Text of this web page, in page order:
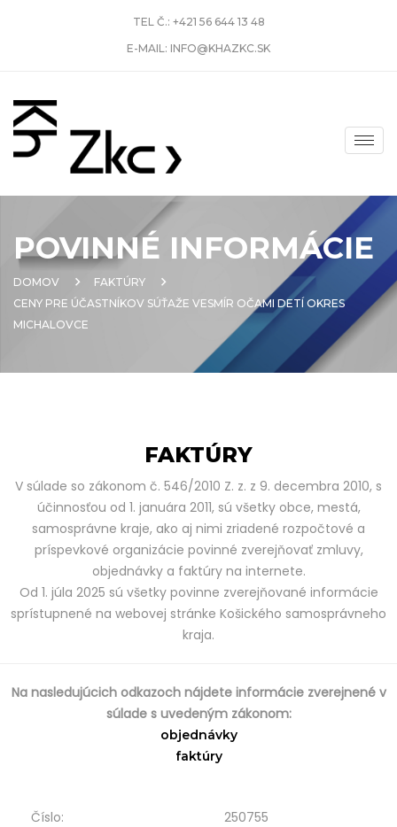
TEL Č.: +421 56 644 13 48
E-MAIL: INFO@KHAZKC.SK
POVINNÉ INFORMÁCIE
DOMOV
FAKTÚRY
CENY PRE ÚČASTNÍKOV SÚŤAŽE VESMÍR OČAMI DETÍ OKRES
MICHALOVCE
FAKTÚRY
V súlade so zákonom č. 546/2010 Z. z. z 9. decembra 2010, s
účinnosťou od 1. januára 2011, sú všetky obce, mestá,
samosprávne kraje, ako aj nimi zriadené rozpočtové a
príspevkové organizácie povinné zverejňovať zmluvy,
objednávky a faktúry na internete.
Od 1. júla 2025 sú všetky povinne zverejňované informácie
sprístupnené na webovej stránke Košického samosprávneho
kraja.
Na nasledujúcich odkazoch nájdete informácie zverejnené v
súlade s uvedeným zákonom:
objednávky
faktúry
Číslo:
250755